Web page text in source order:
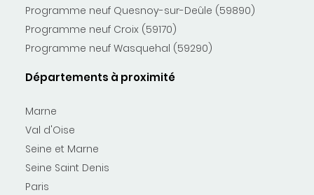
Programme neuf Quesnoy-sur-Deûle (59890)
Programme neuf Croix (59170)
Programme neuf Wasquehal (59290)
Départements à proximité
Marne
Val d'Oise
Seine et Marne
Seine Saint Denis
Paris